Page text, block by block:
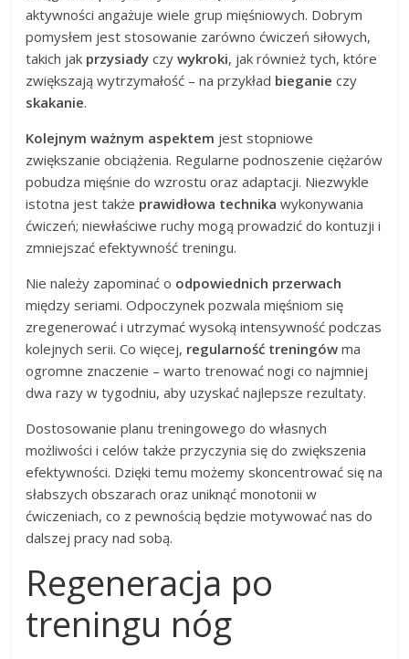
aktywności angażuje wiele grup mięśniowych. Dobrym
pomysłem jest stosowanie zarówno ćwiczeń siłowych,
takich jak przysiady czywykroki, jak również tych, które
zwiększają wytrzymałość – na przykład bieganie czy
skakanie.
Kolejnym ważnym aspektem jest stopniowe
zwiększanie obciążenia. Regularne podnoszenie ciężarów
pobudza mięśnie do wzrostu oraz adaptacji. Niezwykle
istotna jest także prawidłowa technika wykonywania
ćwiczeń; niewłaściwe ruchy mogą prowadzić do kontuzji i
zmniejszać efektywność treningu.
Nie należy zapominać o odpowiednich przerwach
między seriami. Odpoczynek pozwala mięśniom się
zregenerować i utrzymać wysoką intensywność podczas
kolejnych serii. Co więcej, regularność treningów ma
ogromne znaczenie – warto trenować nogi co najmniej
dwa razy w tygodniu, aby uzyskać najlepsze rezultaty.
Dostosowanie planu treningowego do własnych
możliwości i celów także przyczynia się do zwiększenia
efektywności. Dzięki temu możemy skoncentrować się na
słabszych obszarach oraz uniknąć monotonii w
ćwiczeniach, co z pewnością będzie motywować nas do
dalszej pracy nad sobą.
Regeneracja po
treningu nóg